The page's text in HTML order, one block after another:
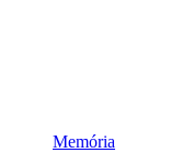
Memória